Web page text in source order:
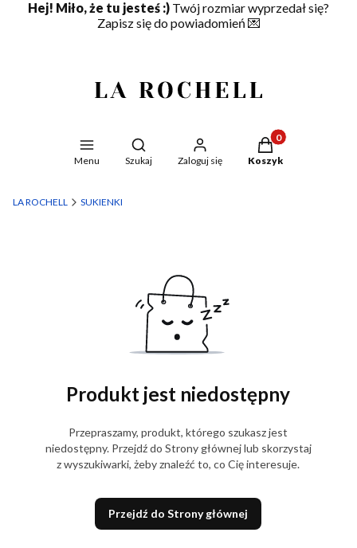
Hej! Miło, że tu jesteś :) Twój rozmiar wyprzedał się?
Zapisz się do powiadomień 💌
Menu
Otwórz wyszukiwarkę
Szukaj Zaloguj się
Produkty w
Koszyk
LA ROCHELL SUKIENKI
Produkt jest niedostępny
Przepraszamy, produkt, którego szukasz jest
niedostępny. Przejdź do Strony głównej lub skorzystaj
z wyszukiwarki, żeby znaleźć to, co Cię interesuje.
Przejdź do Strony głównej